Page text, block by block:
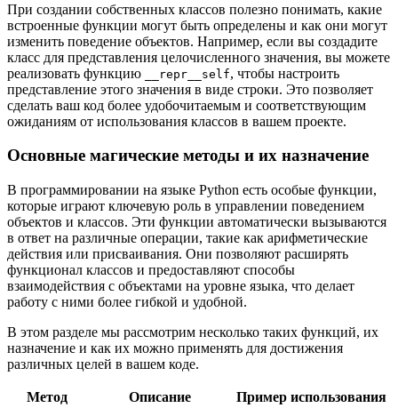
При создании собственных классов полезно понимать, какие
встроенные функции могут быть определены и как они могут
изменить поведение объектов. Например, если вы создадите
класс для представления целочисленного значения, вы можете
реализовать функцию
__repr__self, чтобы настроить
представление этого значения в виде строки. Это позволяет
сделать ваш код более удобочитаемым и соответствующим
ожиданиям от использования классов в вашем проекте.
Основные магические методы и их назначение
В программировании на языке Python есть особые функции,
которые играют ключевую роль в управлении поведением
объектов и классов. Эти функции автоматически вызываются
в ответ на различные операции, такие как арифметические
действия или присваивания. Они позволяют расширять
функционал классов и предоставляют способы
взаимодействия с объектами на уровне языка, что делает
работу с ними более гибкой и удобной.
В этом разделе мы рассмотрим несколько таких функций, их
назначение и как их можно применять для достижения
различных целей в вашем коде.
Метод Описание Пример использования